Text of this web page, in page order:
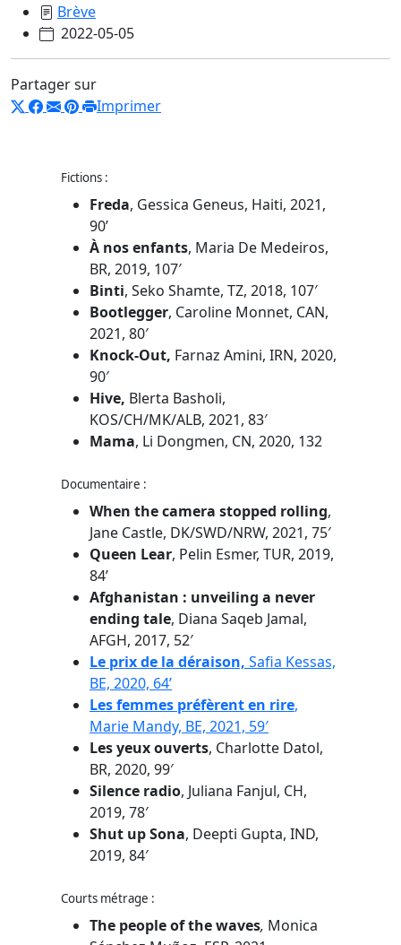
Brève
2022-05-05
Partager sur
Imprimer
Fictions :
Freda, Gessica Geneus, Haiti, 2021,
90’
À nos enfants, Maria De Medeiros,
BR, 2019, 107′
Binti, Seko Shamte, TZ, 2018, 107′
Bootlegger, Caroline Monnet, CAN,
2021, 80′
Knock-Out, Farnaz Amini, IRN, 2020,
90′
Hive, Blerta Basholi,
KOS/CH/MK/ALB, 2021, 83′
Mama, Li Dongmen, CN, 2020, 132
Documentaire :
When the camera stopped rolling,
Jane Castle, DK/SWD/NRW, 2021, 75′
Queen Lear, Pelin Esmer, TUR, 2019,
84’
Afghanistan : unveiling a never
ending tale, Diana Saqeb Jamal,
AFGH, 2017, 52′
Le prix de la déraison, Safia Kessas,
BE, 2020, 64’
Les femmes préfèrent en rire,
Marie Mandy, BE, 2021, 59′
Les yeux ouverts, Charlotte Datol,
BR, 2020, 99′
Silence radio, Juliana Fanjul, CH,
2019, 78′
Shut up Sona, Deepti Gupta, IND,
2019, 84′
Courts métrage :
The people of the waves, Monica